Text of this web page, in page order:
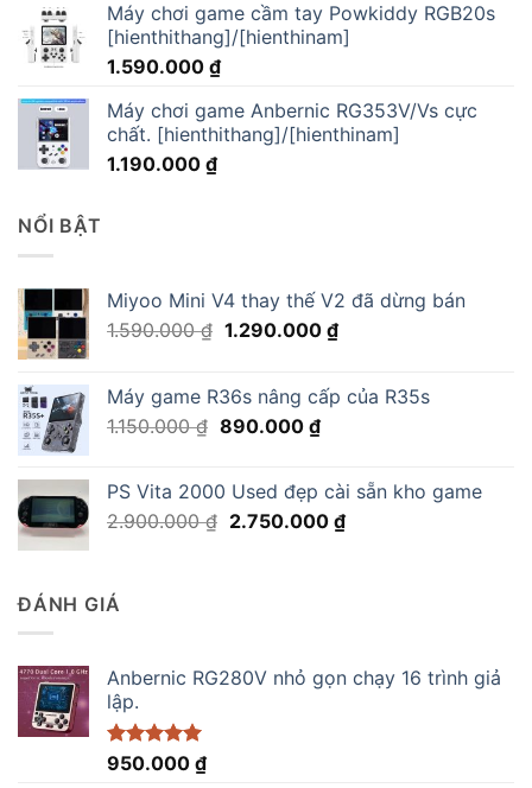
Máy chơi game cầm tay Powkiddy RGB20s
[hienthithang]/[hienthinam]
1.590.000 ₫
Máy chơi game Anbernic RG353V/Vs cực
chất. [hienthithang]/[hienthinam]
1.190.000 ₫
NỔI BẬT
Miyoo Mini V4 thay thế V2 đã dừng bán
1.590.000₫ Giá
1.590.000 ₫.
1.290.000 ₫Giá
là:
Máy game R36s nâng cấp của R35s
1.150.000₫ Giá
1.150.000 ₫.
890.000 ₫Giá
là:
890.000 ₫.
PS Vita 2000 Used đẹp cài sẵn kho game
2.900.000₫ Giá
2.750.000 ₫Giá
ĐÁNH GIÁ
Anbernic RG280V nhỏ gọn chạy 16 trình giả
lập.
Được xếp
950.000 ₫